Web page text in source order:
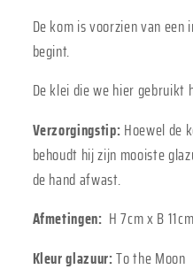
De kom is voorzien van
begint.
De klei die we hier gebruikt
Verzorgingstip:Hoewel de
behoudt hij zijn mooiste
de hand afwast.
Afmetingen: H 7cm x B 11cm
Kleur glazuur:To the Moon